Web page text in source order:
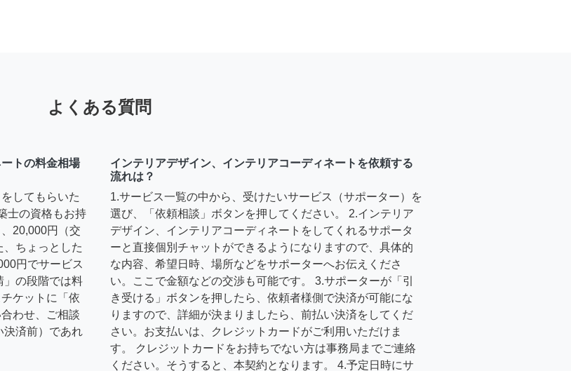
よくある質問
トの料金相場
してもらいた
士の資格もお持
20,000円（交
ちょっとした
円でサービス
」の段階では料
ケットに「依
わせ、ご相談
決済前）であれ
インテリアデザイン、インテリアコーディネートを依頼する
流れは？
1.サービス一覧の中から、受けたいサービス（サポーター）を
選び、「依頼相談」ボタンを押してください。 2.インテリア
デザイン、インテリアコーディネートをしてくれるサポータ
ーと直接個別チャットができるようになりますので、具体的
な内容、希望日時、場所などをサポーターへお伝えくださ
い。ここで金額などの交渉も可能です。 3.サポーターが「引
き受ける」ボタンを押したら、依頼者様側で決済が可能にな
りますので、詳細が決まりましたら、前払い決済をしてくだ
さい。お支払いは、クレジットカードがご利用いただけま
す。 クレジットカードをお持ちでない方は事務局までご連絡
ください。そうすると、本契約となります。 4.予定日時にサ